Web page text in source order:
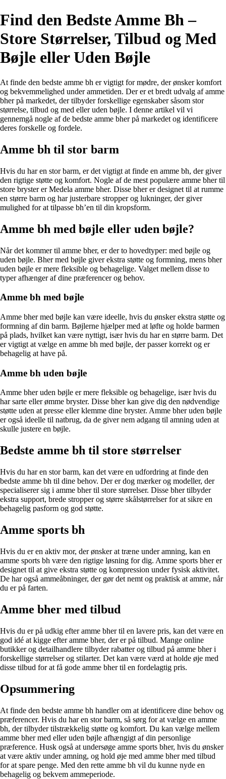
Find den Bedste Amme Bh –
Store Størrelser, Tilbud og Med
Bøjle eller Uden Bøjle
At finde den bedste amme bh er vigtigt for mødre, der ønsker komfort
og bekvemmelighed under ammetiden. Der er et bredt udvalg af amme
bher på markedet, der tilbyder forskellige egenskaber såsom stor
størrelse, tilbud og med eller uden bøjle. I denne artikel vil vi
gennemgå nogle af de bedste amme bher på markedet og identificere
deres forskelle og fordele.
Amme bh til stor barm
Hvis du har en stor barm, er det vigtigt at finde en amme bh, der giver
den rigtige støtte og komfort. Nogle af de mest populære amme bher til
store bryster er Medela amme bher. Disse bher er designet til at rumme
en større barm og har justerbare stropper og lukninger, der giver
mulighed for at tilpasse bh’en til din kropsform.
Amme bh med bøjle eller uden bøjle?
Når det kommer til amme bher, er der to hovedtyper: med bøjle og
uden bøjle. Bher med bøjle giver ekstra støtte og formning, mens bher
uden bøjle er mere fleksible og behagelige. Valget mellem disse to
typer afhænger af dine præferencer og behov.
Amme bh med bøjle
Amme bher med bøjle kan være ideelle, hvis du ønsker ekstra støtte og
formning af din barm. Bøjlerne hjælper med at løfte og holde barmen
på plads, hvilket kan være nyttigt, især hvis du har en større barm. Det
er vigtigt at vælge en amme bh med bøjle, der passer korrekt og er
behagelig at have på.
Amme bh uden bøjle
Amme bher uden bøjle er mere fleksible og behagelige, især hvis du
har sarte eller ømme bryster. Disse bher kan give dig den nødvendige
støtte uden at presse eller klemme dine bryster. Amme bher uden bøjle
er også ideelle til natbrug, da de giver nem adgang til amning uden at
skulle justere en bøjle.
Bedste amme bh til store størrelser
Hvis du har en stor barm, kan det være en udfordring at finde den
bedste amme bh til dine behov. Der er dog mærker og modeller, der
specialiserer sig i amme bher til store størrelser. Disse bher tilbyder
ekstra support, brede stropper og større skålstørrelser for at sikre en
behagelig pasform og god støtte.
Amme sports bh
Hvis du er en aktiv mor, der ønsker at træne under amning, kan en
amme sports bh være den rigtige løsning for dig. Amme sports bher er
designet til at give ekstra støtte og kompression under fysisk aktivitet.
De har også ammeåbninger, der gør det nemt og praktisk at amme, når
du er på farten.
Amme bher med tilbud
Hvis du er på udkig efter amme bher til en lavere pris, kan det være en
god idé at kigge efter amme bher, der er på tilbud. Mange online
butikker og detailhandlere tilbyder rabatter og tilbud på amme bher i
forskellige størrelser og stilarter. Det kan være værd at holde øje med
disse tilbud for at få gode amme bher til en fordelagtig pris.
Opsummering
At finde den bedste amme bh handler om at identificere dine behov og
præferencer. Hvis du har en stor barm, så sørg for at vælge en amme
bh, der tilbyder tilstrækkelig støtte og komfort. Du kan vælge mellem
amme bher med eller uden bøjle afhængigt af din personlige
præference. Husk også at undersøge amme sports bher, hvis du ønsker
at være aktiv under amning, og hold øje med amme bher med tilbud
for at spare penge. Med den rette amme bh vil du kunne nyde en
behagelig og bekvem ammeperiode.